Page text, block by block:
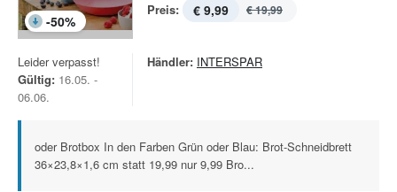
-50%
Preis: € 9,99 € 19,99
Leider verpasst!
Gültig: 16.05. -
06.06.
Händler: INTERSPAR
oder Brotbox In den Farben Grün oder Blau: Brot-Schneidbrett
36×23,8×1,6 cm statt 19,99 nur 9,99 Bro...